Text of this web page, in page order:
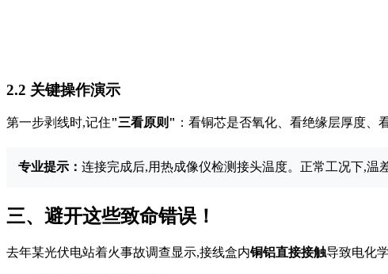
2.2 关键操作演示
第一步剥线时,记住"三看原则" ：看铜芯是否氧化、看绝缘层厚度
专业提示： 连接完成后,用热成像仪检测接头温度。正常工况下,温
三、避开这些致命错误！
去年某光伏电站着火事故调查显示,接线盒内铜铝直接接触导致电化